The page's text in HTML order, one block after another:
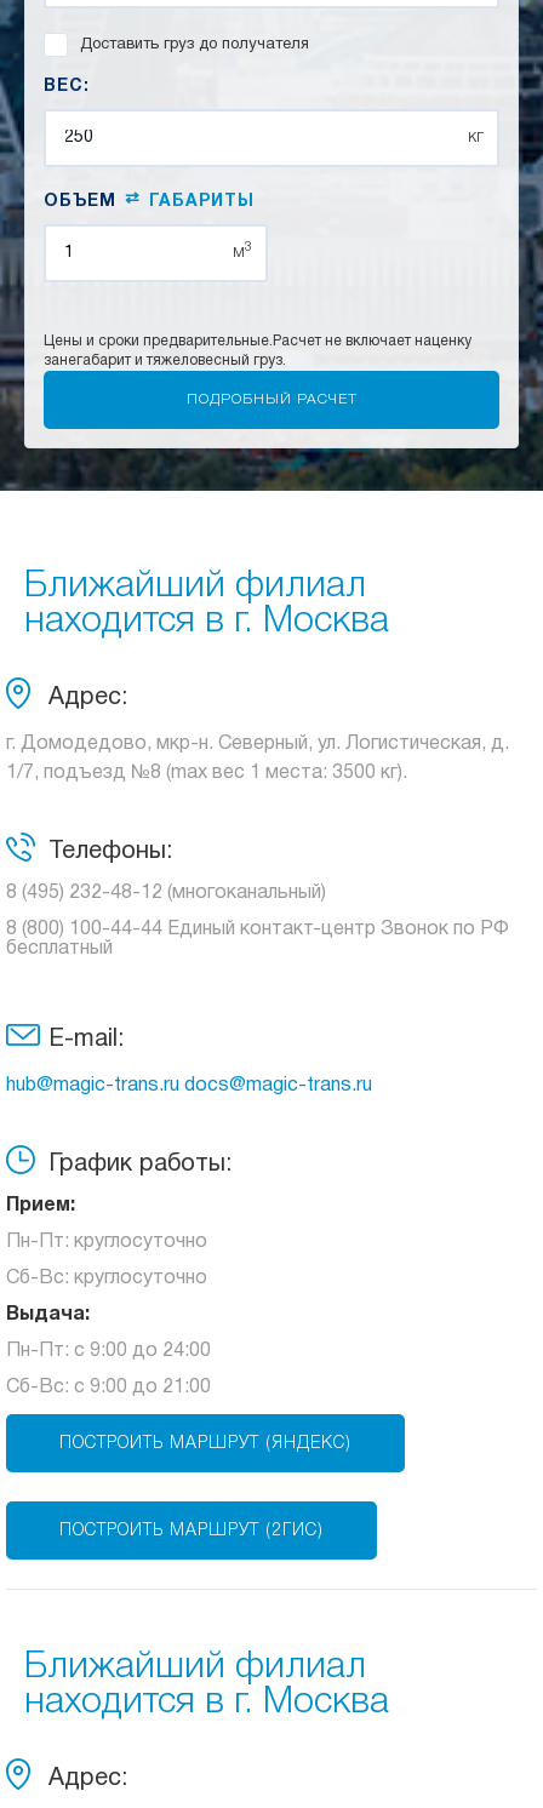
Доставить груз до получателя
ВЕС:
кг
ОБЪЕМ ⇄ ГАБАРИТЫ
м3
Цены и сроки предварительные. Расчет не включает наценку
занегабарит и тяжеловесный груз.
Ближайший филиал
находится в г. Москва
Адрес:
г. Домодедово, мкр-н. Северный, ул. Логистическая, д.
1/7, подъезд №8 (max вес 1 места: 3500 кг).
Телефоны:
8 (495) 232-48-12 (многоканальный)
8 (800) 100-44-44 Единый контакт-центр Звонок по РФ
бесплатный
E-mail:
hub@magic-trans.ru docs@magic-trans.ru
График работы:
Прием:
Пн-Пт: круглосуточно
Сб-Вс: круглосуточно
Выдача:
Пн-Пт: с 9:00 до 24:00
Сб-Вс: с 9:00 до 21:00
ПОСТРОИТЬ МАРШРУТ (ЯНДЕКС)
ПОСТРОИТЬ МАРШРУТ (2ГИС)
Ближайший филиал
находится в г. Москва
Адрес: